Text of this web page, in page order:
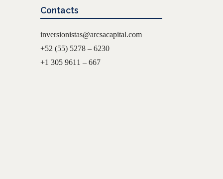
Contacts
inversionistas@arcsacapital.com
+52 (55) 5278 – 6230
+1 305 9611 – 667